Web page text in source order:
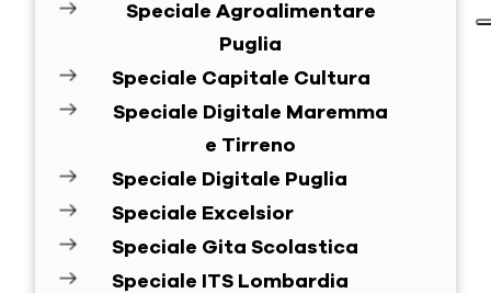
Speciale Agroalimentare
Puglia
Speciale Capitale Cultura
Speciale Digitale Maremma
e Tirreno
Speciale Digitale Puglia
Speciale Excelsior
Speciale Gita Scolastica
Speciale ITS Lombardia